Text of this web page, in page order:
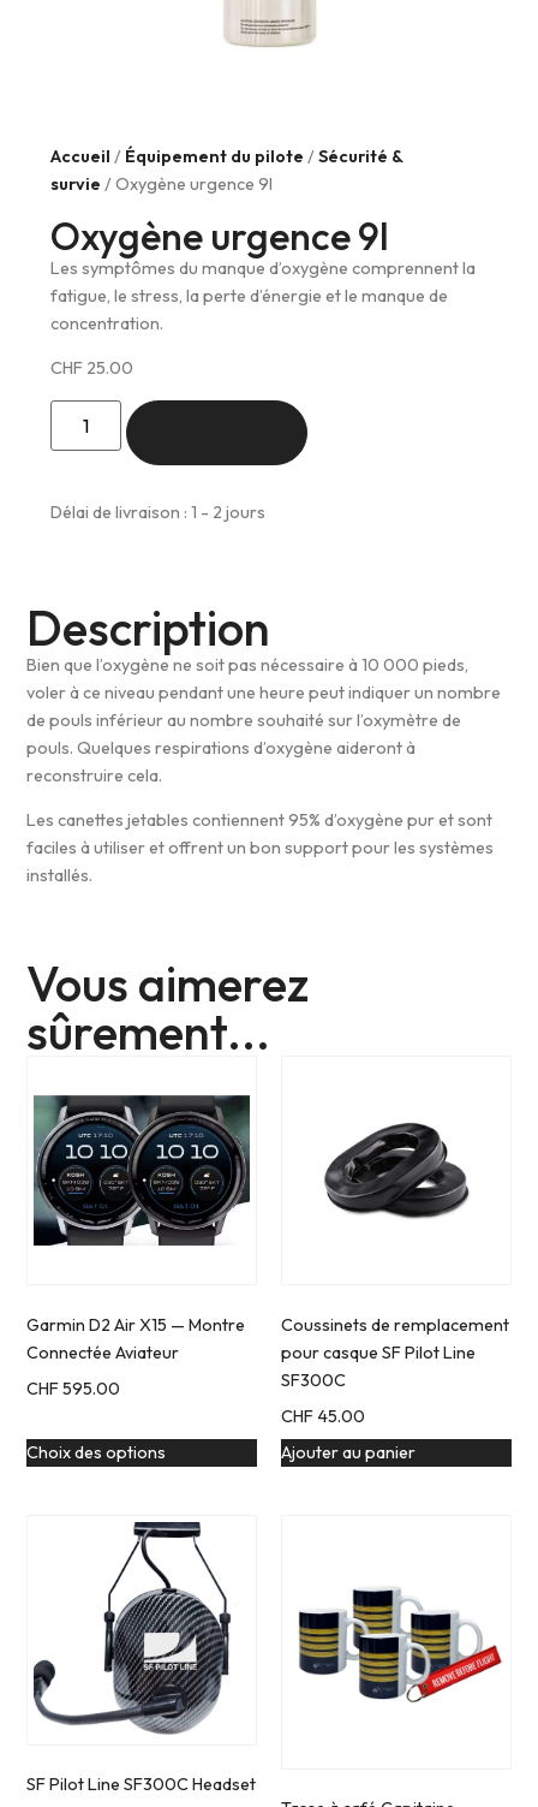
Accueil / Équipement du pilote /Sécurité &
survie / Oxygène urgence 9l
Oxygène urgence 9l
Les symptômes du manque d’oxygène comprennent la
fatigue, le stress, la perte d’énergie et le manque de
concentration.
CHF 25.00
Délai de livraison : 1 - 2 jours
Description
Bien que l’oxygène ne soit pas nécessaire à 10 000 pieds,
voler à ce niveau pendant une heure peut indiquer un nombre
de pouls inférieur au nombre souhaité sur l’oxymètre de
pouls. Quelques respirations d’oxygène aideront à
reconstruire cela.
Les canettes jetables contiennent 95% d’oxygène pur et sont
faciles à utiliser et offrent un bon support pour les systèmes
installés.
Vous aimerez
sûrement...
Garmin D2 Air X15 — Montre
Connectée Aviateur
CHF595.00
Choix des options
Coussinets de remplacement
pour casque SF Pilot Line
SF300C
CHF45.00
Ajouter au panier
SF Pilot Line SF300C Headset